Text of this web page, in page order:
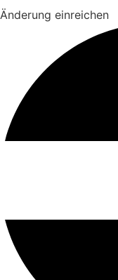
Änderung einreichen